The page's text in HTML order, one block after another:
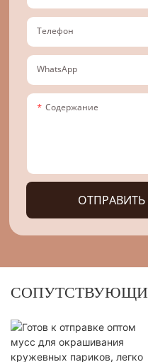
Телефон
WhatsApp
Содержание